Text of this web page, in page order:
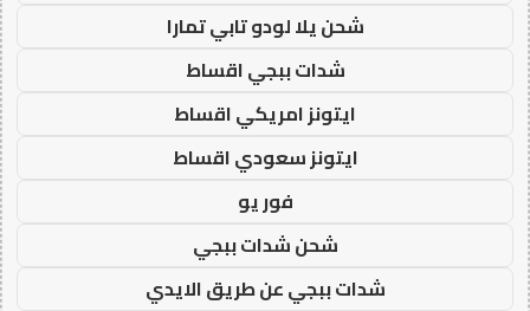
شحن يلا لودو تابي تمارا
شدات ببجي اقساط
ايتونز امريكي اقساط
ايتونز سعودي اقساط
فور يو
شحن شدات ببجي
شدات ببجي عن طريق الايدي